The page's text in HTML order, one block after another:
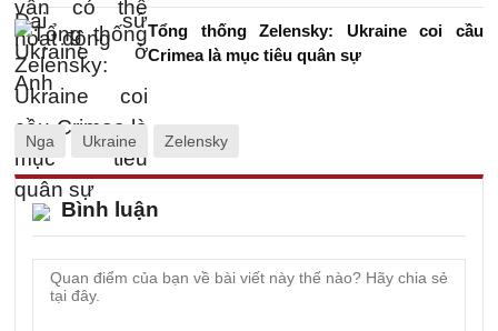
Tổng thống Zelensky: Ukraine coi cầu
Crimea là mục tiêu quân sự
Nga Ukraine Zelensky
Bình luận